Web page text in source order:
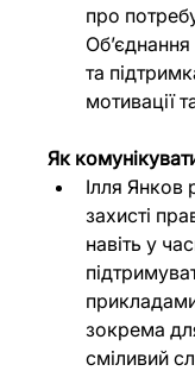
про
та
мотивації
Як
Ілля Янков
захисті
навіть у
зокрема
сміливий